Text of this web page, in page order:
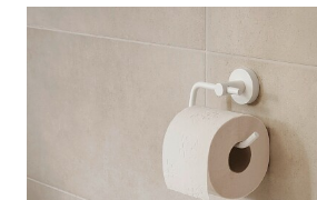
Hvid, mat, med lige linjer,
aktuelle badeværelsestrends.
toiletrulleholder matcher
badeværelsesstil, uanset om
industrielle stil, et